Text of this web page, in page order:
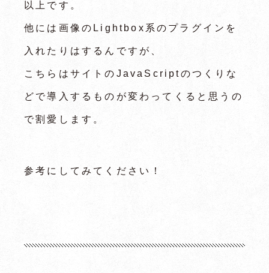
以上です。
他には画像のLightbox系のプラグインを
入れたりはするんですが、
こちらはサイトのJavaScriptのつくりな
どで導入するものが変わってくると思うの
で割愛します。
参考にしてみてください！